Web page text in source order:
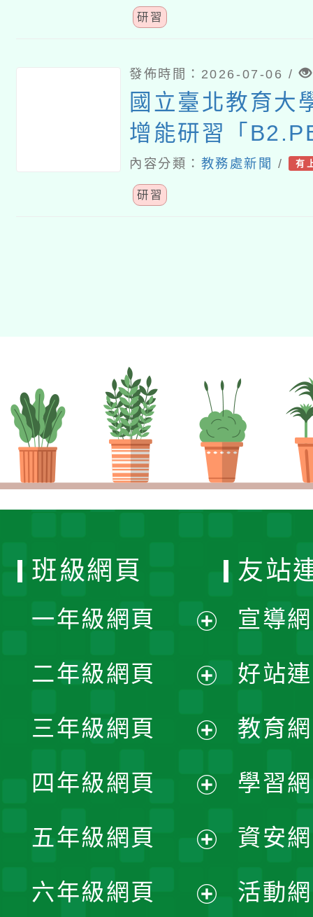
階)」線上學習課
研習
發佈時間：2026-07-06 /
國立臺北教育大
增能研習「
用工作坊」課程
改
內容分類： 教務處新聞 / 有
研習
班級網頁
一年級網頁
開
選
單
二年級網頁
開
選
單
三年級網頁
開
選
單
四年級網頁
開
選
五年級網頁
開
六年級網頁
友站
宣導
好站
教育
學習
資安
活動